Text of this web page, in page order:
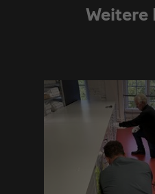
Weitere